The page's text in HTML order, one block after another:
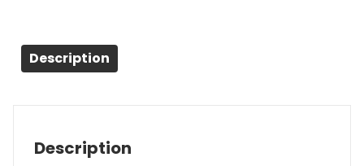
Description
Description